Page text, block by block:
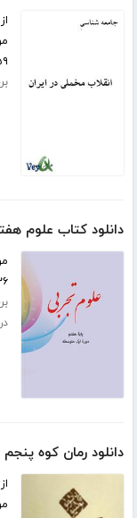
۵۹
دانلود کتاب علوم
دانلود رمان کوه پنجم